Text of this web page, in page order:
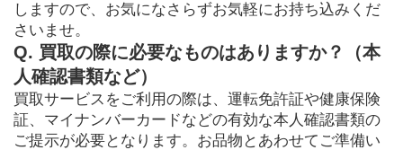
しますので、お気になさらずお気軽にお持ち込みくだ
さいませ。
Q. 買取の際に必要なものはありますか？（本
人確認書類など）
買取サービスをご利用の際は、運転免許証や健康保険
証、マイナンバーカードなどの有効な本人確認書類の
ご提示が必要となります。お品物とあわせてご準備い